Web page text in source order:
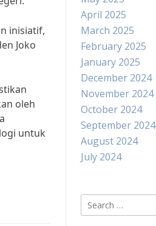
inisiatif,
Joko
oleh
untuk
April 2025
March 2025
February 2025
January 2025
December 2024
November 2024
October 2024
September 2024
August 2024
July 2024
Search
for: